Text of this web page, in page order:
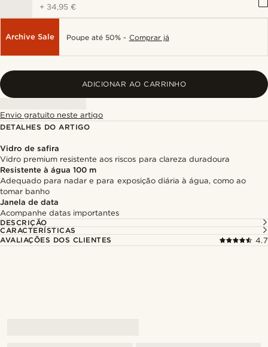
+ 34,95 €
Archive Sale Poupe até 50% - Comprar já
ADICIONAR AO CARRINHO
Envio gratuito neste artigo
DETALHES DO ARTIGO
Vidro de safira
Vidro premium resistente aos riscos para clareza duradoura
Resistente à água 100 m
Adequado para nadar e para exposição diária à água, como ao
tomar banho
Janela de data
Acompanhe datas importantes
DESCRIÇÃO
CARACTERÍSTICAS
AVALIAÇÕES DOS CLIENTES
4.7